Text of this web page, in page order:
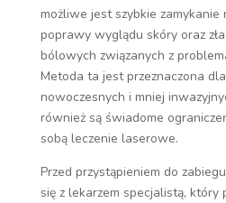
możliwe jest szybkie zamykanie
poprawy wyglądu skóry oraz
bólowych związanych z
Metoda ta jest przeznaczona
nowoczesnych i mniej
również są świadome
sobą leczenie laserowe.
Przed przystąpieniem do
się z lekarzem specjalistą, który